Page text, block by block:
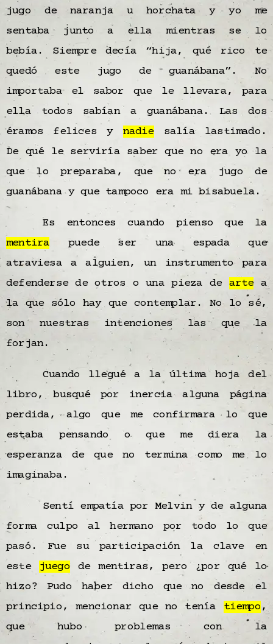
jugo de naranja u horchata y yo me
sentaba junto a ella mientras se lo
bebía. Siempre decía
“hija, qué rico te
quedó este jugo de guanábana”. No
importaba el sabor que le llevara, para
ella todos sabían a guanábana. Las dos
éramos felices y nadiesalía lastimado.
De qué le serviría saber que no era yo la
que lo preparaba, que no era jugo de
guanábana y que tampoco era mi bisabuela.
Es entonces cuando pienso que la
mentira puede ser una espada que
atraviesa a alguien, un instrumento para
defenderse de otros o una pieza de artea
la que sólo hay que contemplar. No lo sé,
son nuestras intenciones las que la
forjan.
Cuando llegué a la última hoja del
libro, busqué por inercia alguna página
perdida, algo que me confirmara lo que
estaba pensando o que me diera la
esperanza de que no termina como me lo
imaginaba.
Sentí empatía por Melvin y de alguna
forma culpo al hermano por todo lo que
pasó. Fue su participación la clave en
este
juego de mentiras, pero ¿por qué lo
hizo? Pudo haber dicho que no desde el
principio, mencionar que no tenía tiempo ,
que hubo problemas con la